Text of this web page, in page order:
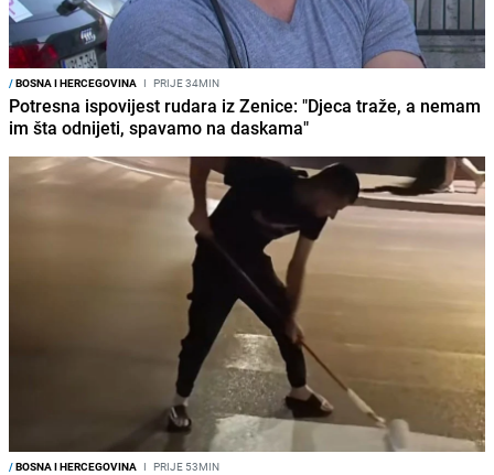
/BOSNA I HERCEGOVINA I PRIJE 34MIN
Potresna ispovijest rudara iz Zenice: "Djeca traže, a nemam
im šta odnijeti, spavamo na daskama"
/BOSNA I HERCEGOVINA I PRIJE 53MIN